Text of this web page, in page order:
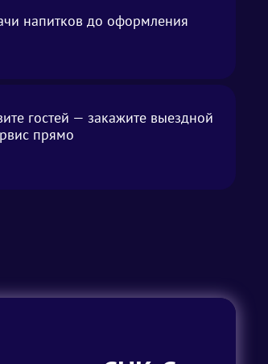
напитков до оформления
гостей — закажите выездной
прямо